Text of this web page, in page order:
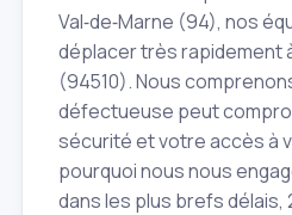
Val‑de‑Marne (94), nos
déplacer très rapidement
(94510). Nous
défectueuse peut
sécurité et votre accès à
pourquoi nous nous
dans les plus brefs